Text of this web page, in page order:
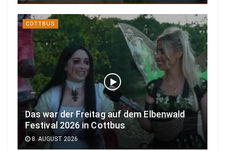
COTTBUS
Das war der Freitag auf dem Elbenwald
Festival 2026 in Cottbus
8. AUGUST 2026